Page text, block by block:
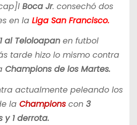
Boca Jr. consechó dos
en la Liga San Francisco.
al Teloloapanen futbol
tarde hizo lo mismo contra
Champions de los Martes.
actualmente peleando los
la Champions con 3
y 1 derrota.